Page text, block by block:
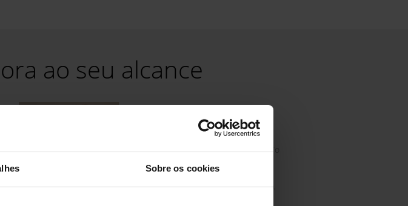
Sobre os cookies
ao seu alcance
STOP! aos erros de
"O Kit To Light com dispositivos Pick To
peças e assegura quer a qualidade
(exatidão), quer a exatidão na entrega,